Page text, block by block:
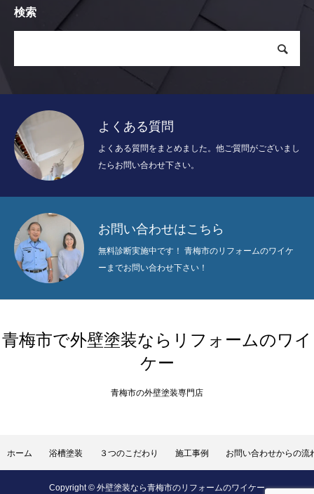
検索
よくある質問
よくある質問をまとめました。他ご質問がございまし
たらお問い合わせ下さい。
お問い合わせはこちら
無料診断実施中です！ 青梅市のリフォームのワイケ
ーまでお問い合わせ下さい！
青梅市で外壁塗装ならリフォームのワイ
ケー
青梅市の外壁塗装専門店
ホーム 浴槽塗装 ３つのこだわり 施工事例 お問い合わせからの流
Copyright © 外壁塗装なら青梅市のリフォームのワイケー